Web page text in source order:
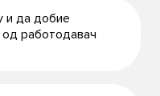
и да добие
работодавач